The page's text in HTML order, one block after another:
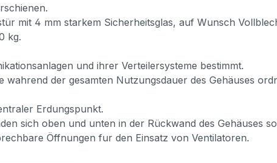
mit 4 mm starkem Sicherheitsglas, auf Wunsch
kg.
und ihrer Verteilersysteme bestimmt.
der gesamten Nutzungsdauer des Gehäuses
Erdungspunkt.
sich oben und unten in der Rückwand des Gehäuses
Öffnungen fur den Einsatz von Ventilatoren.